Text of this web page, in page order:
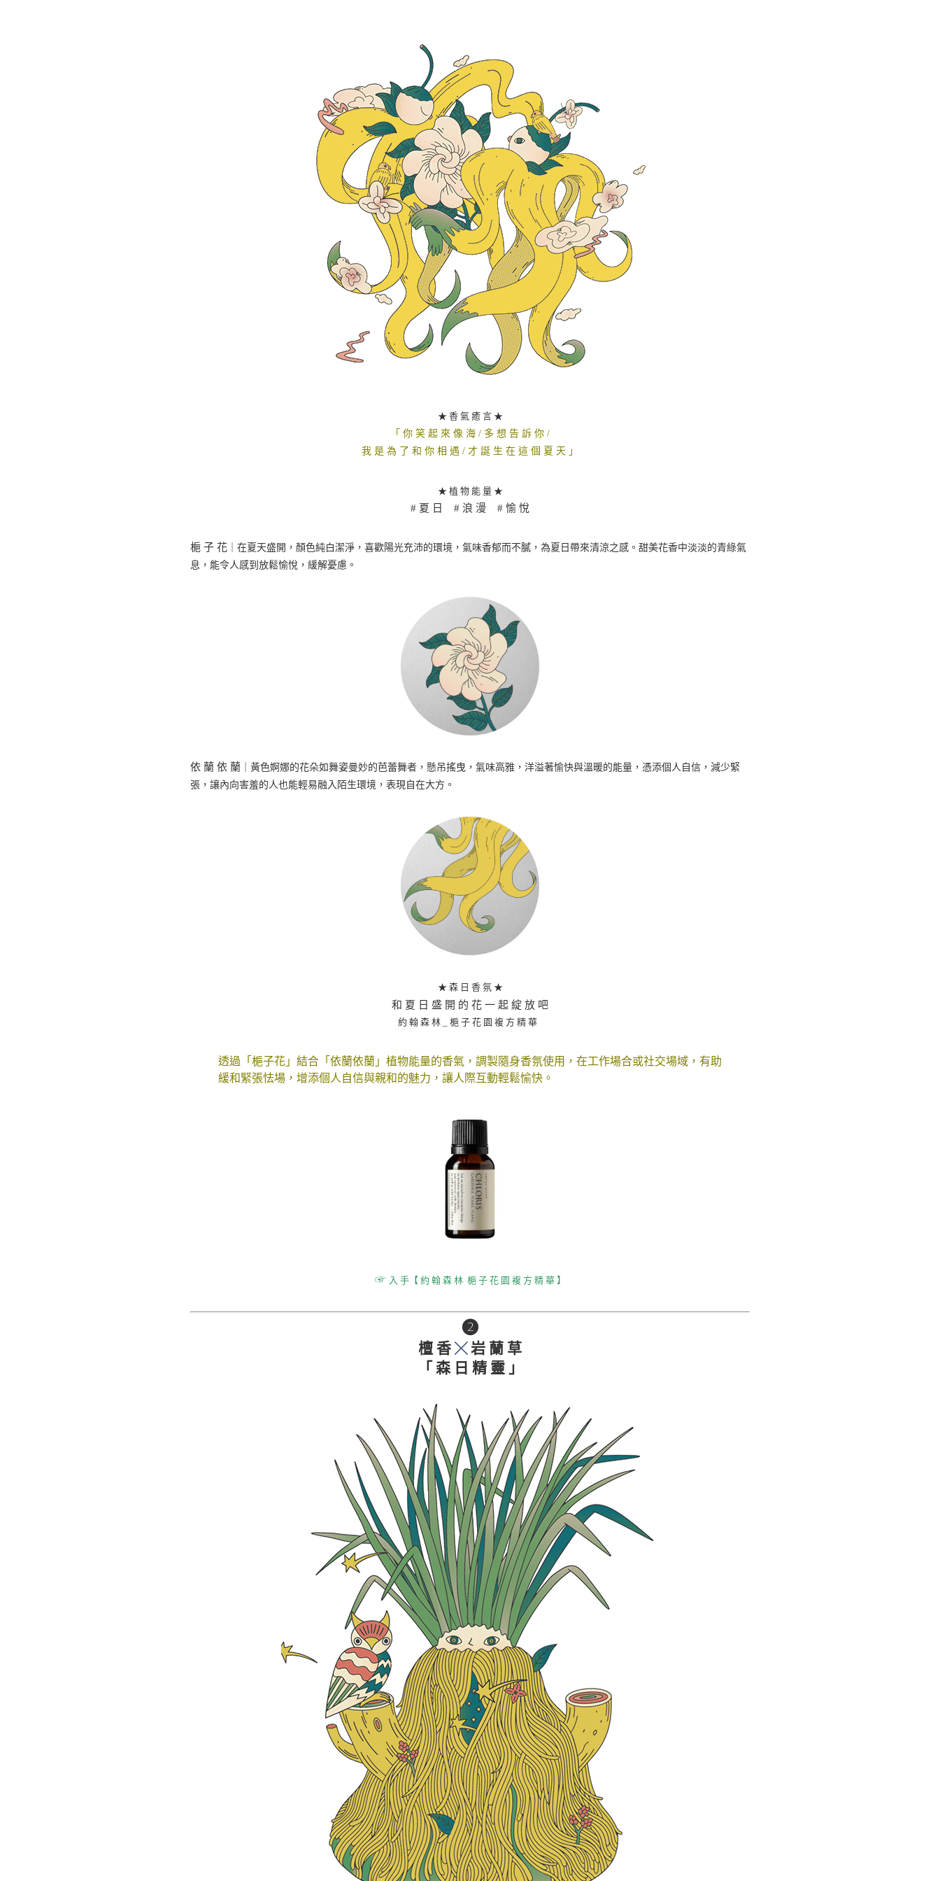
★ 香 氣 癒 言 ★
「 你 笑 起 來 像 海 / 多 想 告 訴 你 /
我 是 為 了 和 你 相 遇 / 才 誕 生 在 這 個 夏 天 」
★ 植 物 能 量 ★
# 夏 日 # 浪 漫 # 愉 悅
梔 子 花 ｜在夏天盛開，顏色純白潔淨，喜歡陽光充沛的環境，氣味香郁而不膩，為夏日帶來清涼之感。甜美花香中淡淡的青綠氣
息，能令人感到放鬆愉悅，緩解憂慮。
依 蘭 依 蘭 ｜黃色婀娜的花朵如舞姿曼妙的芭蕾舞者，懸吊搖曳，氣味高雅，洋溢著愉快與溫暖的能量，憑添個人自信，減少緊
張，讓內向害羞的人也能輕易融入陌生環境，表現自在大方。
★ 森 日 香 氛 ★
和 夏 日 盛 開 的 花 一 起 綻 放 吧
約 翰 森 林 _ 梔 子 花 園 複 方 精 華
透過「梔子花」結合「依蘭依蘭」植物能量的香氣，調製隨身香氛使用，在工作場合或社交場域，有助
緩和緊張怯場，增添個人自信與親和的魅力，讓人際互動輕鬆愉快。
☞ 入 手【 約 翰 森 林 梔 子 花 園 複 方 精 華 】
❷
檀 香 ╳ 岩 蘭 草
「 森 日 精 靈 」